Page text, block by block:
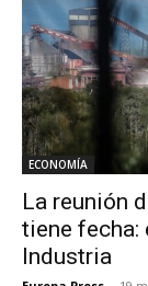
ECONOMÍA
La reunión
tiene fecha:
Industria